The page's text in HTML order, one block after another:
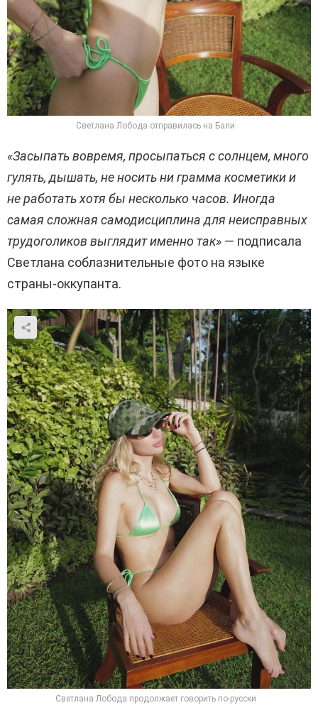
Светлана Лобода отправилась на Бали
«Засыпать вовремя, просыпаться с солнцем, много
гулять, дышать, не носить ни грамма косметики и
не работать хотя бы несколько часов. Иногда
самая сложная самодисциплина для неисправных
трудоголиков выглядит именно так» — подписала
Светлана соблазнительные фото на языке
страны-оккупанта.
Светлана Лобода продолжает говорить по-русски